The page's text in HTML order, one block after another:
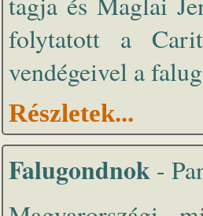
folytatott a
vendégeivel a
Részletek...
Falugondnok -